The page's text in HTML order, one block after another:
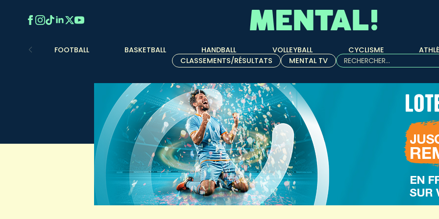
FOOTBALL BASKETBALL HANDBALL VOLLEYBALL CYCLISME
CLASSEMENTS/RÉSULTATS
MENTAL TV
Rechercher :